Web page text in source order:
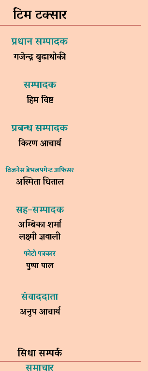
टिम टक्सार
प्रधान सम्पादक
गजेन्द्र बुढाथोकी
सम्पादक
हिम विष्ट
प्रबन्ध सम्पादक
किरण आचार्य
विजनेस डेभलपमेन्ट अफिसर
अस्मिता धिताल
सह–सम्पादक
अम्बिका शर्मा
लक्ष्मी ज्ञवाली
फोटो पत्रकार
पुष्पा पाल
संवाददाता
अनुप आचार्य
सिधा सम्पर्क